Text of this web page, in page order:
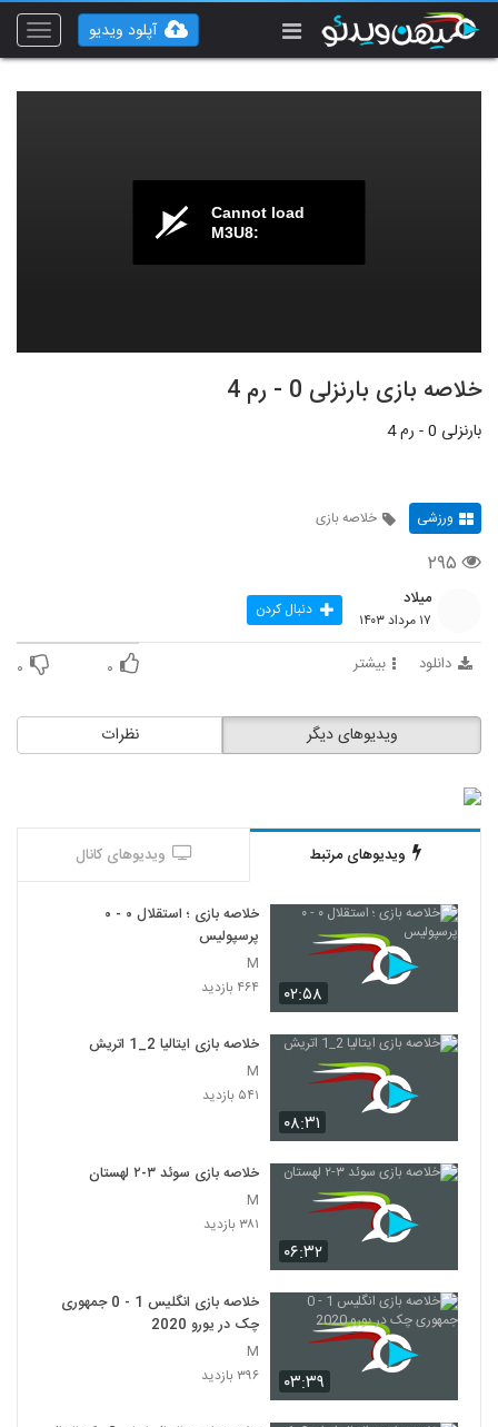
Toggle
آپلود ویدیو
Cannot load
M3U8:
خلاصه بازی بارنزلی 0 - رم 4
بارنزلی 0 - رم 4
ورزشی خلاصه بازی
۲۹۵
میلاد
۱۷ مرداد ۱۴۰۳ دنبال کردن
دانلود بیشتر ۰ ۰
نظرات ویدیوهای دیگر
ویدیوهای مرتبط ویدیوهای کانال
۰۲:۵۸
خلاصه بازی ؛ استقلال ۰ - ۰
پرسپولیس
M
۴۶۴ بازدید
۰۸:۳۱
خلاصه بازی ایتالیا 2_1 اتريش
M
۵۴۱ بازدید
۰۶:۳۲
خلاصه بازی سوئد ۳-۲ لهستان
M
۳۸۱ بازدید
۰۳:۳۹
خلاصه بازی انگلیس 1 - 0 جمهوری
چک در یورو 2020
M
۳۹۶ بازدید